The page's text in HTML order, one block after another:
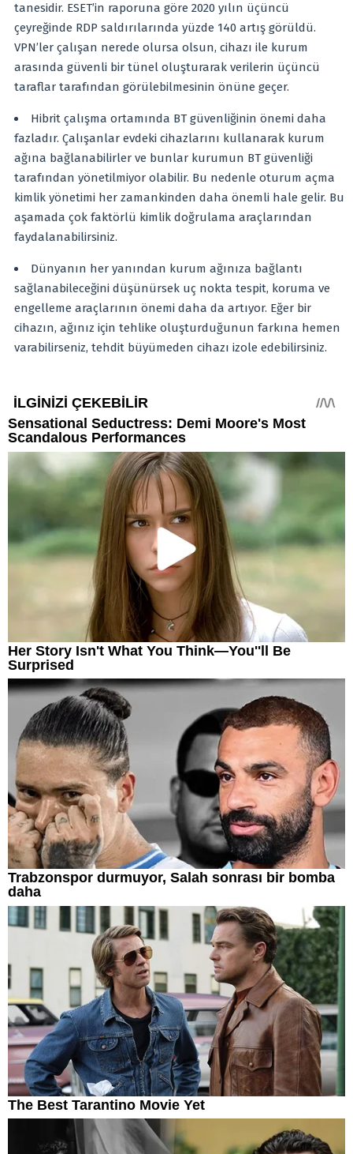
tanesidir. ESET’in raporuna göre 2020 yılın üçüncü
çeyreğinde RDP saldırılarında yüzde 140 artış görüldü.
VPN’ler çalışan nerede olursa olsun, cihazı ile kurum
arasında güvenli bir tünel oluşturarak verilerin üçüncü
taraflar tarafından görülebilmesinin önüne geçer.
Hibrit çalışma ortamında BT güvenliğinin önemi daha
fazladır. Çalışanlar evdeki cihazlarını kullanarak kurum
ağına bağlanabilirler ve bunlar kurumun BT güvenliği
tarafından yönetilmiyor olabilir. Bu nedenle oturum açma
kimlik yönetimi her zamankinden daha önemli hale gelir. Bu
aşamada çok faktörlü kimlik doğrulama araçlarından
faydalanabilirsiniz.
Dünyanın her yanından kurum ağınıza bağlantı
sağlanabileceğini düşünürsek uç nokta tespit, koruma ve
engelleme araçlarının önemi daha da artıyor. Eğer bir
cihazın, ağınız için tehlike oluşturduğunun farkına hemen
varabilirseniz, tehdit büyümeden cihazı izole edebilirsiniz.